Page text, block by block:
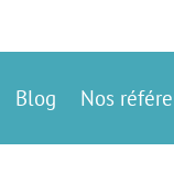
Blog Nos